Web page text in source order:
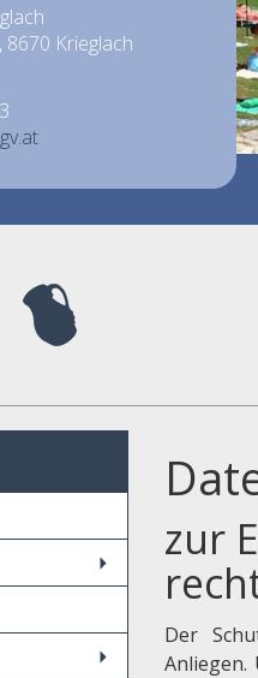
Krieglach
zur
Der